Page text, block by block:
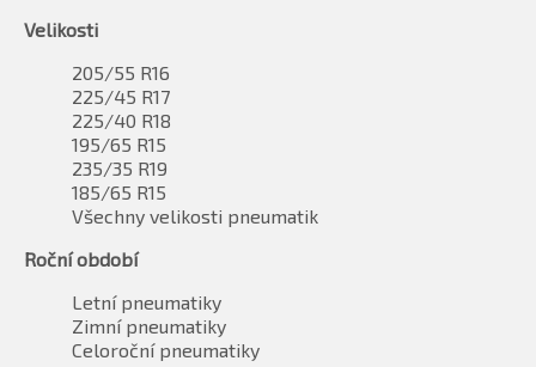
Velikosti
205/55 R16
225/45 R17
225/40 R18
195/65 R15
235/35 R19
185/65 R15
Všechny velikosti pneumatik
Roční období
Letní pneumatiky
Zimní pneumatiky
Celoroční pneumatiky